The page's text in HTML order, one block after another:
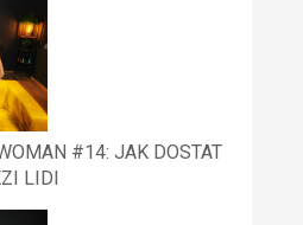
#14: JAK DOSTAT
LIDI